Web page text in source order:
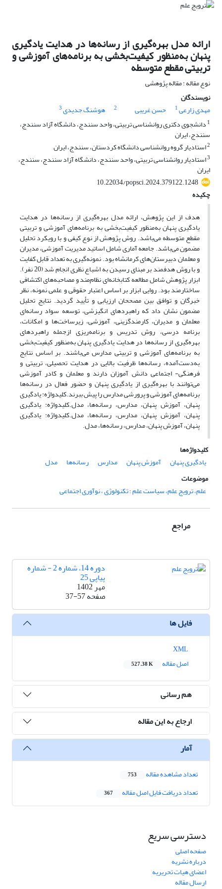
ارائه مدل بهره‌گیری از رسانه‌ها در هدایت یادگیری
پنهان به‌منظور کیفیت‌بخشی به برنامه‌های آموزشی و
تربیتی مقطع متوسطه
نوع مقاله : مقاله پژوهشی
نویسندگان
مهدی زارعی1 حسن غریبی 2 ھوشنگ جدیدی3
1 دانشجوی دکتری روانشناسی تربیتی، واحد سنندج، دانشگاه آزاد سنندج،
سنندج، ایران
2استادیار گروه روانشناسی دانشگاه کردستان، سنندج، ایران
3استادیار روانشناسی تربیتی، واحد سنندج، دانشگاه آزاد سنندج، سنندج،
ایران
10.22034/popsci.2024.379122.1248
چکیده
هدف از این پژوهش، ارائه مدل بهره‌گیری از رسانه‌ها در هدایت
یادگیری پنهان به‌منظور کیفیت‌بخشی به برنامه‌های آموزشی و تربیتی
مقطع متوسطه می‌باشد. روش پژوهش از نوع کیفی و با رویکرد تحلیل
مضمون می‌باشد. جامعه آماری شامل اساتید مدیریت آموزشی، مدیران
و معلمان دبیرستان‌های کرمانشاه بود. نمونه‌گیری به تعداد قابل کفایت
و با روش هدفمند بر مبنای رسیدن به اشباع نظری انجام شد (20 نفر).
ابزار پژوهش شامل مطالعه کتابخانه‌ای نظام‌مند و مصاحبه‌های اکتشافی
ساختارمند بود. روایی ابزار بر اساس اعتبار حقوقی و علمی نمونه، نظر
خبرگان و توافق بین مصححان ارزیابی و تأیید گردید. نتایج تحلیل
مضمون نشان داد که راهبردهای انگیزشی، توسعه سواد رسانه‌ای
معلمان و مدیران، کارمندگزینی، آموزشی، زیرساخت‌ها و امکانات،
برنامه درسی، روش تدریس و برنامه‌ریزی ازجمله راهبردهای
بهره‌گیری از رسانه‌ها در هدایت یادگیری پنهان به‌منظور کیفیت‌بخشی
به برنامه‌های آموزشی و تربیتی مدارس می‌باشند. بر اساس نتایج
به‌دست‌آمده، رسانه‌ها ظرفیت بالایی در هدایت تحصیلی، تربیتی و
فرهنگی- اجتماعی دانش آموزان دارند و معلمان و کادر آموزشی
می‌توانند با بهره‌گیری از یادگیری پنهان و حضور فعال در رسانه‌ها
برنامه‌های آموزشی و پرورشی مدارس را پیش ببرند.کلیدواژه: یادگیری
پنهان، آموزش پنهان، مدارس، رسانه‌ها، مدل.کلیدواژه: یادگیری
پنهان، آموزش پنهان، مدارس، رسانه‌ها، مدل.کلیدواژه: یادگیری
پنهان، آموزش پنهان، مدارس، رسانه‌ها، مدل.
کلیدواژه‌ها
یادگیری پنهان
آموزش پنهان مدارس رسانه‌ها
مدل
موضوعات
علم، ترویج علم، سیاست علم ؛ تکنولوژی ، نوآوری اجتماعی
مراجع
دوره 14، شماره 2 - شماره
پیاپی 25
مهر 1402
صفحه37-57
فایل ها
اصل مقاله
527.38 K
هم رسانی
ارجاع به این مقاله
آمار
تعداد مشاهده مقاله 753
تعداد دریافت فایل اصل مقاله 367
دسترسی سریع
صفحه اصلی
درباره نشریه
اعضای هیات تحریریه
ارسال مقاله